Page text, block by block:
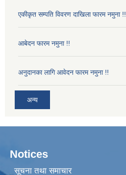
एकीकृत सम्पति विवरण दाखिला फारम नमुना !!
आबेदन फारम नमुना !!
अनुदानका लागि आवेदन फारम नमुना !!
अन्य
Notices
सूचना तथा समाचार